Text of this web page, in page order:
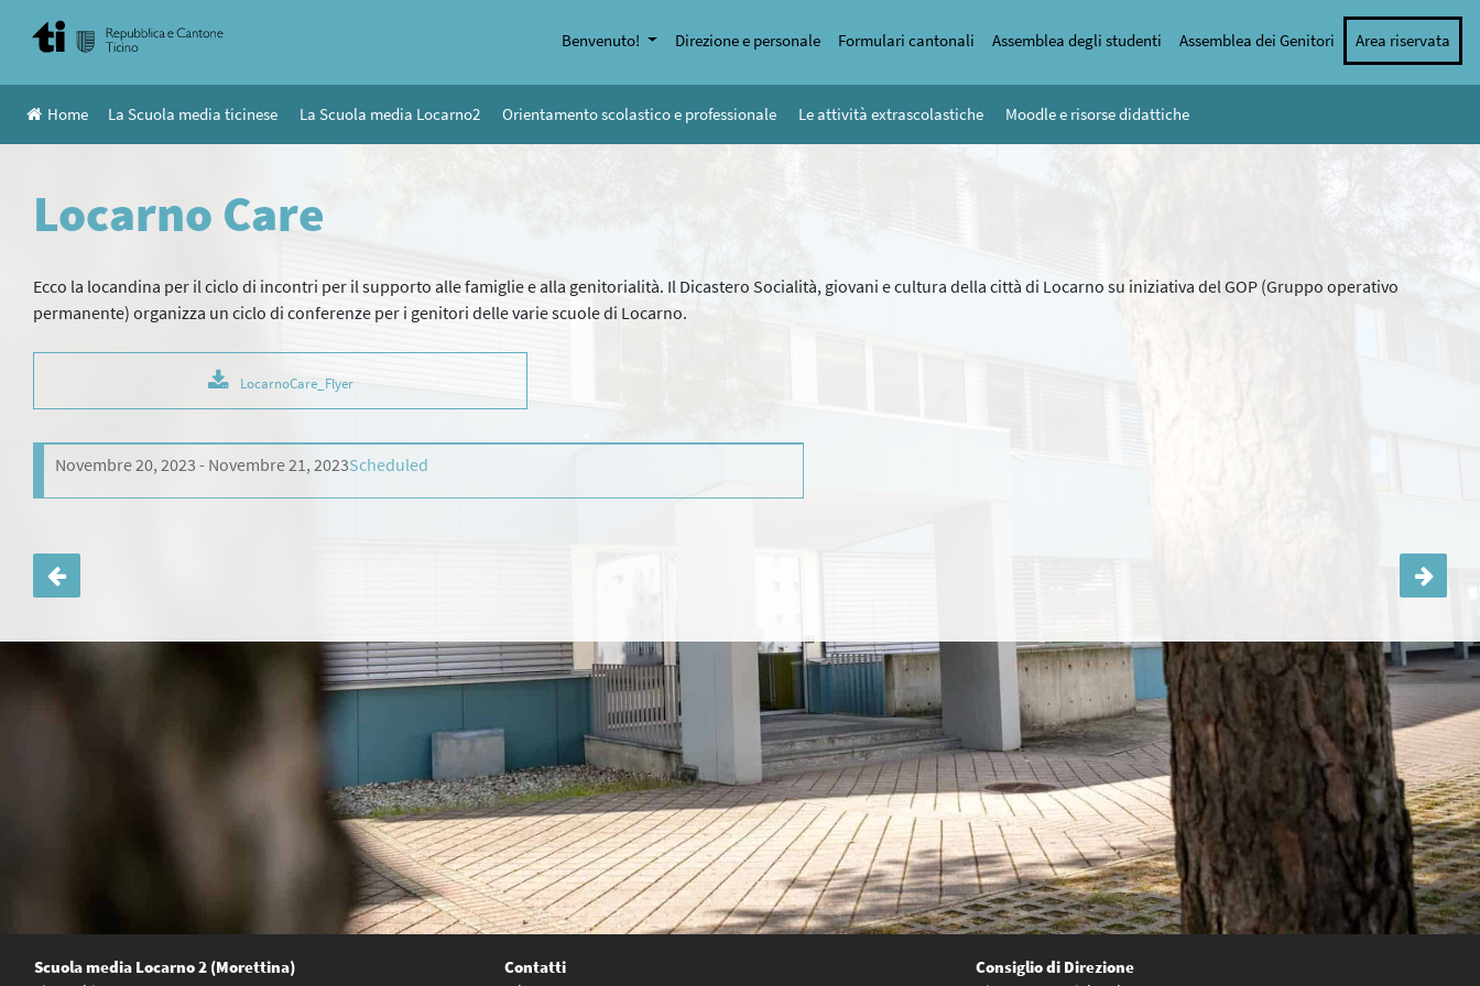
content
Benvenuto! Direzione e personale Formulari cantonali Assemblea degli studenti Assemblea dei Genitori Area riservata
Home La Scuola media ticinese La Scuola media Locarno2 Orientamento scolastico e professionale Le attività extrascolastiche Moodle e risorse didattiche
Locarno Care
Ecco la locandina per il ciclo di incontri per il supporto alle famiglie e alla genitorialità. Il Dicastero Socialità, giovani e cultura della città di Locarno su iniziativa del GOP (Gruppo operativo
permanente) organizza un ciclo di conferenze per i genitori delle varie scuole di Locarno.
LocarnoCare_Flyer
Novembre 20, 2023 Novembre 21, 2023Scheduled
Navigazione
articoli
Scuola media Locarno 2 (Morettina)
Contatti
Consiglio di Direzione